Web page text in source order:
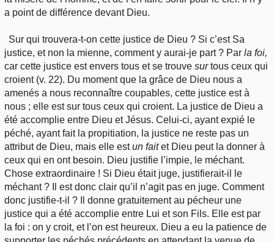
a point de différence devant Dieu.
Sur qui trouvera-t-on cette justice de Dieu ? Si c’est Sa
justice, et non la mienne, comment y aurai-je part ? Par la foi,
car cette justice est envers tous et se trouve surtous ceux qui
croient (v. 22). Du moment que la grâce de Dieu nous a
amenés a nous reconnaître coupables, cette justice est à
nous ; elle est sur tous ceux qui croient. La justice de Dieu a
été accomplie entre Dieu et Jésus. Celui-ci, ayant expié le
péché, ayant fait la propitiation, la justice ne reste pas un
attribut de Dieu, mais elle estun faitet Dieu peut la donner à
ceux qui en ont besoin. Dieu justifie l’impie, le méchant.
Chose extraordinaire ! Si Dieu était juge, justifierait-il le
méchant ? Il est donc clair qu’il n’agit pas en juge. Comment
donc justifie-t-il ? Il donne gratuitement au pécheur une
justice qui a été accomplie entre Lui et son Fils. Elle est par
la foi : on y croit, et l’on est heureux. Dieu a eu la patience de